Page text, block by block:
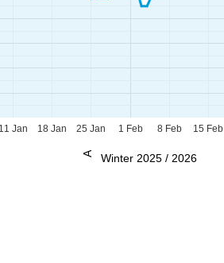
Advies 1 Feb
11 Jan 18 Jan 25 Jan 8 Feb 15 Feb
Winter 2025 / 2026